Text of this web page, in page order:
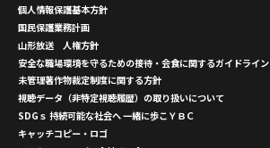
個人情報保護基本方針
国民保護業務計画
山形放送 人権方針
安全な職場環境を守るための接待・会食に関するガイドライン
未管理著作物裁定制度に関する方針
視聴データ（非特定視聴履歴）の取り扱いについて
SDGｓ 持続可能な社会へ 一緒に歩こＹＢＣ
キャッチコピー・ロゴ